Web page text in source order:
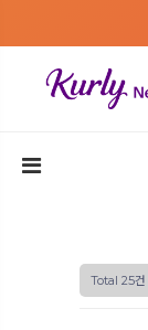
Total 25건